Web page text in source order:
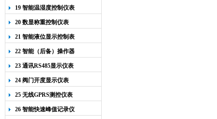
19 智能温湿度控制仪表
20 数显称重控制仪表
21 智能液位显示控制表
22 智能（后备）操作器
23 通讯RS485显示仪表
24 阀门开度显示仪表
25 无线GPRS测控仪表
26 智能快速峰值记录仪